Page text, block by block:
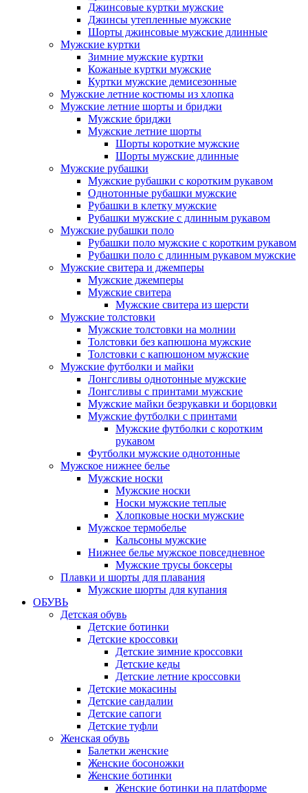
Джинсовые куртки мужские
Джинсы утепленные мужские
Шорты джинсовые мужские длинные
Мужские куртки
Зимние мужские куртки
Кожаные куртки мужские
Куртки мужские демисезонные
Мужские летние костюмы из хлопка
Мужские летние шорты и бриджи
Мужские бриджи
Мужские летние шорты
Шорты короткие мужские
Шорты мужские длинные
Мужские рубашки
Мужские рубашки с коротким рукавом
Однотонные рубашки мужские
Рубашки в клетку мужские
Рубашки мужские с длинным рукавом
Мужские рубашки поло
Рубашки поло мужские с коротким рукавом
Рубашки поло с длинным рукавом мужские
Мужские свитера и джемперы
Мужские джемперы
Мужские свитера
Мужские свитера из шерсти
Мужские толстовки
Мужские толстовки на молнии
Толстовки без капюшона мужские
Толстовки с капюшоном мужские
Мужские футболки и майки
Лонгсливы однотонные мужские
Лонгсливы с принтами мужские
Мужские майки безрукавки и борцовки
Мужские футболки с принтами
Мужские футболки с коротким
рукавом
Футболки мужские однотонные
Мужское нижнее белье
Мужские носки
Мужские носки
Носки мужские теплые
Хлопковые носки мужские
Мужское термобелье
Кальсоны мужские
Нижнее белье мужское повседневное
Мужские трусы боксеры
Плавки и шорты для плавания
Мужские шорты для купания
ОБУВЬ
Детская обувь
Детские ботинки
Детские кроссовки
Детские зимние кроссовки
Детские кеды
Детские летние кроссовки
Детские мокасины
Детские сандалии
Детские сапоги
Детские туфли
Женская обувь
Балетки женские
Женские босоножки
Женские ботинки
Женские ботинки на платформе